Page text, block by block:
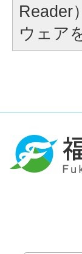
Reader
ウェア